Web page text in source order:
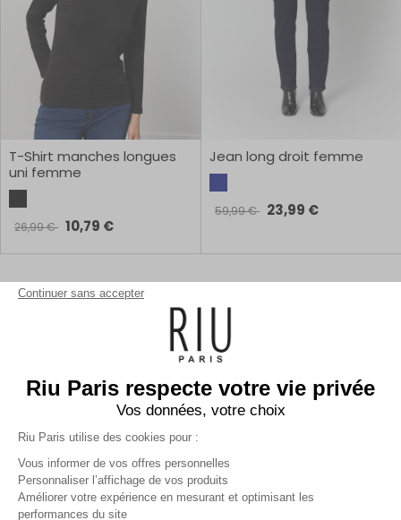
T-Shirt manches longues
uni femme
26,99 € 10,79 €
Jean long droit femme
59,99 € 23,99 €
Inscrivez-vous à la newsletter !
Continuer sans accepter
Riu Paris respecte votre vie privée
Vos données, votre choix
Riu Paris utilise des cookies pour :
Vous informer de vos offres personnelles
Personnaliser l’affichage de vos produits
Améliorer votre expérience en mesurant et optimisant les
performances du site